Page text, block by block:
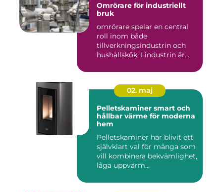
Omrörare för industriellt
bruk
omrörare spelar en central
roll inom både
tillverkningsindustrin och
hushållskök. I industrin är
02. maj
Pelletskaminer smart och
hållbar värme för moderna
hem
Pelletskaminer har blivit ett
självklart val för många som
vill kombinera bekvämlighet,
låga uppvärm...